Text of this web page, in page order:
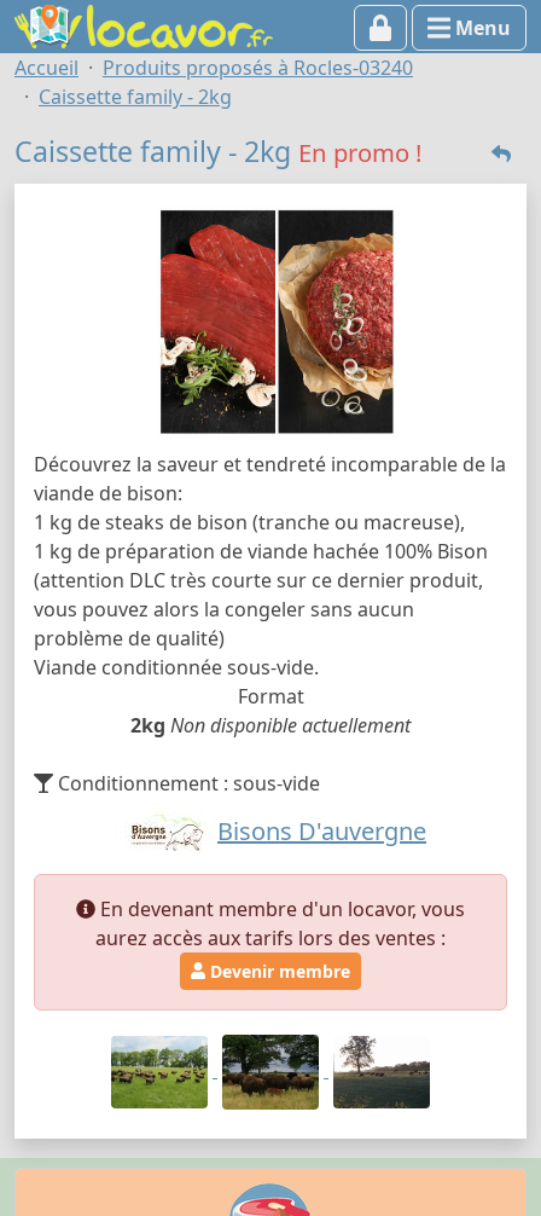
Menu
Accueil
Produits proposés à Rocles-03240
Caissette family - 2kg
Caissette family - 2kg En promo !
Découvrez la saveur et tendreté incomparable de la
viande de bison:
1 kg de steaks de bison (tranche ou macreuse),
1 kg de préparation de viande hachée 100% Bison
(attention DLC très courte sur ce dernier produit,
vous pouvez alors la congeler sans aucun
problème de qualité)
Viande conditionnée sous-vide.
Format
2kg Non disponible actuellement
Conditionnement : sous-vide
Bisons D'auvergne
En devenant membre d'un locavor, vous
aurez accès aux tarifs lors des ventes :
Devenir membre